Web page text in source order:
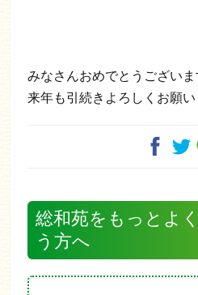
みなさんおめでとうございま
来年も引続きよろしくお願
総和苑をもっとよ
う方へ